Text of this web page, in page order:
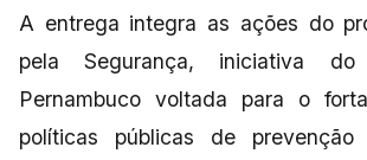
A entrega integra as ações do
pela Segurança, iniciativa
Pernambuco voltada para o
políticas públicas de